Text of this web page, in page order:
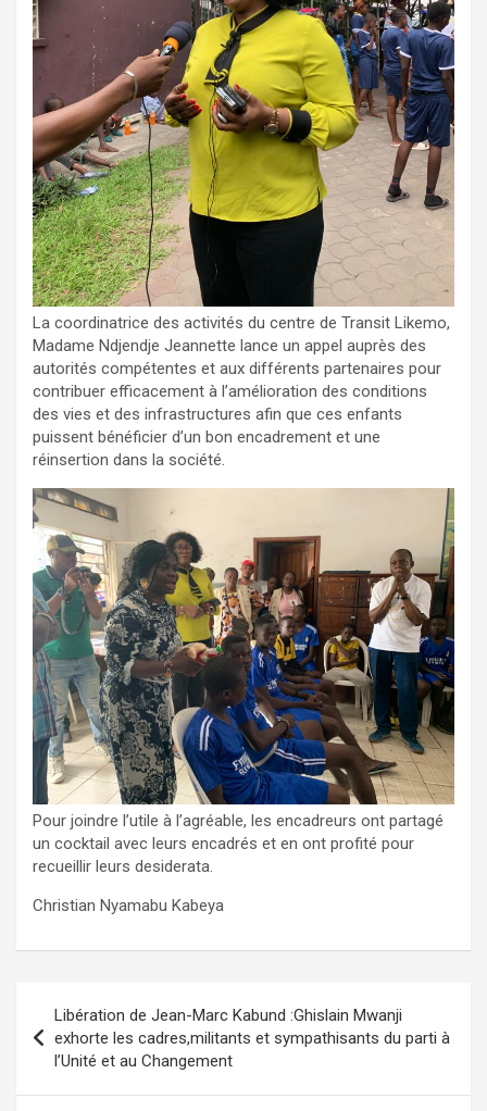
La coordinatrice des activités du centre de Transit Likemo,
Madame Ndjendje Jeannette lance un appel auprès des
autorités compétentes et aux différents partenaires pour
contribuer efficacement à l’amélioration des conditions
des vies et des infrastructures afin que ces enfants
puissent bénéficier d’un bon encadrement et une
réinsertion dans la société.
Pour joindre l’utile à l’agréable, les encadreurs ont partagé
un cocktail avec leurs encadrés et en ont profité pour
recueillir leurs desiderata.
Christian Nyamabu Kabeya
de
l’article
Libération de Jean-Marc Kabund :Ghislain Mwanji
exhorte les cadres,militants et sympathisants du parti à
l’Unité et au Changement